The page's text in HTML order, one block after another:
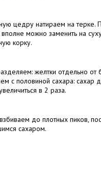
цедру натираем на терке.
можно заменить на
корку.
желтки отдельно от
с половиной сахара: сахар
в 2 раза.
до плотных пиков,
сахаром.